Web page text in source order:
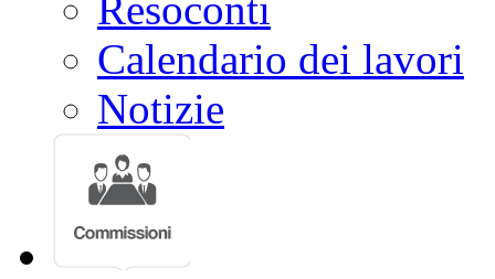
Calendario dei lavori
Notizie